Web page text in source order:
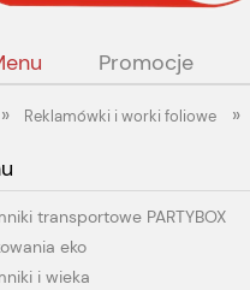
Promocje
» Reklamówki i worki foliowe »
transportowe PARTYBOX
eko
i wieka